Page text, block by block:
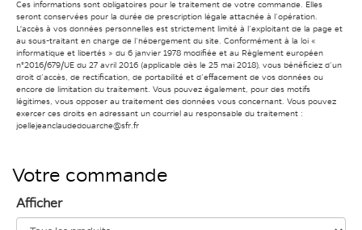
Ces informations sont obligatoires pour le traitement de votre commande. Elles
seront conservées pour la durée de prescription légale attachée à l’opération.
L'accès à vos données personnelles est strictement limité à l’exploitant de la page et
au sous-traitant en charge de l’hébergement du site. Conformément à la loi «
informatique et libertés » du 6 janvier 1978 modifiée et au Règlement européen
n°2016/679/UE du 27 avril 2016 (applicable dès le 25 mai 2018), vous bénéficiez d’un
droit d’accès, de rectification, de portabilité et d’effacement de vos données ou
encore de limitation du traitement. Vous pouvez également, pour des motifs
légitimes, vous opposer au traitement des données vous concernant. Vous pouvez
exercer ces droits en adressant un courriel au responsable du traitement :
joellejeanclaudedouarche@sfr.fr
Votre commande
Afficher